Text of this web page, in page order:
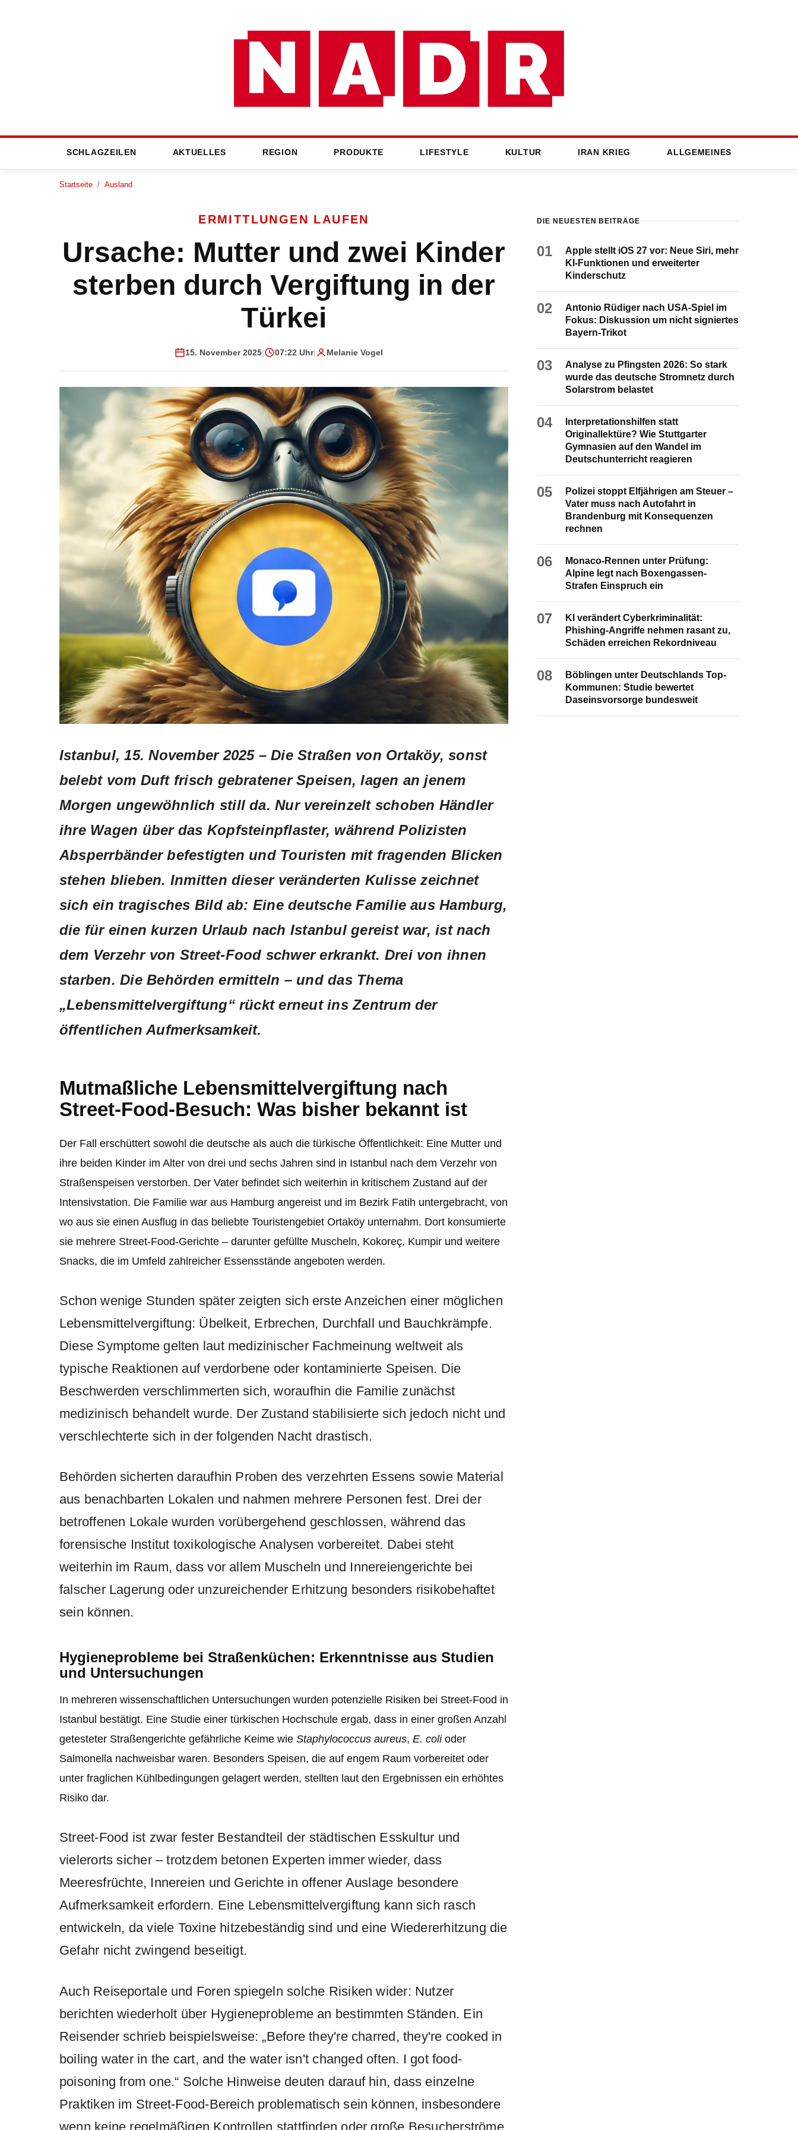
SCHLAGZEILEN AKTUELLES REGION PRODUKTE LIFESTYLE KULTUR IRAN KRIEG ALLGEMEINES
Startseite / Ausland
ERMITTLUNGEN LAUFEN
Ursache: Mutter und zwei Kinder
sterben durch Vergiftung in der
Türkei
15. November 2025| 07:22 Uhr| Melanie Vogel
Istanbul, 15. November 2025 –Die Straßen von Ortaköy, sonst
belebt vom Duft frisch gebratener Speisen, lagen an jenem
Morgen ungewöhnlich still da. Nur vereinzelt schoben Händler
ihre Wagen über das Kopfsteinpflaster, während Polizisten
Absperrbänder befestigten und Touristen mit fragenden Blicken
stehen blieben. Inmitten dieser veränderten Kulisse zeichnet
sich ein tragisches Bild ab: Eine deutsche Familie aus Hamburg,
die für einen kurzen Urlaub nach Istanbul gereist war, ist nach
dem Verzehr von Street-Food schwer erkrankt. Drei von ihnen
starben. Die Behörden ermitteln – und das Thema
„Lebensmittelvergiftung“ rückt erneut ins Zentrum der
öffentlichen Aufmerksamkeit.
Mutmaßliche Lebensmittelvergiftung nach
Street-Food-Besuch: Was bisher bekannt ist
Der Fall erschüttert sowohl die deutsche als auch die türkische Öffentlichkeit: Eine Mutter und
ihre beiden Kinder im Alter von drei und sechs Jahren sind in Istanbul nach dem Verzehr von
Straßen­speisen verstorben. Der Vater befindet sich weiterhin in kritischem Zustand auf der
Intensivstation. Die Familie war aus Hamburg angereist und im Bezirk Fatih untergebracht, von
wo aus sie einen Ausflug in das beliebte Touristengebiet Ortaköy unternahm. Dort konsumierte
sie mehrere Street-Food-Gerichte – darunter gefüllte Muscheln, Kokoreç, Kumpir und weitere
Snacks, die im Umfeld zahlreicher Essensstände angeboten werden.
Schon wenige Stunden später zeigten sich erste Anzeichen einer möglichen
Lebensmittelvergiftung: Übelkeit, Erbrechen, Durchfall und Bauchkrämpfe.
Diese Symptome gelten laut medizinischer Fachmeinung weltweit als
typische Reaktionen auf verdorbene oder kontaminierte Speisen. Die
Beschwerden verschlimmerten sich, woraufhin die Familie zunächst
medizinisch behandelt wurde. Der Zustand stabilisierte sich jedoch nicht und
verschlechterte sich in der folgenden Nacht drastisch.
Behörden sicherten daraufhin Proben des verzehrten Essens sowie Material
aus benachbarten Lokalen und nahmen mehrere Personen fest. Drei der
betroffenen Lokale wurden vorübergehend geschlossen, während das
forensische Institut toxikologische Analysen vorbereitet. Dabei steht
weiterhin im Raum, dass vor allem Muscheln und Innereiengerichte bei
falscher Lagerung oder unzureichender Erhitzung besonders risikobehaftet
sein können.
Hygieneprobleme bei Straßenküchen: Erkenntnisse aus Studien
und Untersuchungen
In mehreren wissenschaftlichen Untersuchungen wurden potenzielle Risiken bei Street-Food in
Istanbul bestätigt. Eine Studie einer türkischen Hochschule ergab, dass in einer großen Anzahl
getesteter Straßengerichte gefährliche Keime wie Staphylococcus aureus, E. colioder
Salmonella nachweisbar waren. Besonders Speisen, die auf engem Raum vorbereitet oder
unter fraglichen Kühlbedingungen gelagert werden, stellten laut den Ergebnissen ein erhöhtes
Risiko dar.
Street-Food ist zwar fester Bestandteil der städtischen Esskultur und
vielerorts sicher – trotzdem betonen Experten immer wieder, dass
Meeresfrüchte, Innereien und Gerichte in offener Auslage besondere
Aufmerksamkeit erfordern. Eine Lebensmittelvergiftung kann sich rasch
entwickeln, da viele Toxine hitzebeständig sind und eine Wiedererhitzung die
Gefahr nicht zwingend beseitigt.
Auch Reiseportale und Foren spiegeln solche Risiken wider: Nutzer
berichten wiederholt über Hygieneprobleme an bestimmten Ständen. Ein
Reisender schrieb beispielsweise: „Before they're charred, they're cooked in
boiling water in the cart, and the water isn't changed often. I got food-
poisoning from one.“ Solche Hinweise deuten darauf hin, dass einzelne
Praktiken im Street-Food-Bereich problematisch sein können, insbesondere
wenn keine regelmäßigen Kontrollen stattfinden oder große Besucherströme
DIE NEUESTEN BEITRÄGE
01
Apple stellt iOS 27 vor: Neue Siri, mehr
KI-Funktionen und erweiterter
Kinderschutz
02
Antonio Rüdiger nach USA-Spiel im
Fokus: Diskussion um nicht signiertes
Bayern-Trikot
03
Analyse zu Pfingsten 2026: So stark
wurde das deutsche Stromnetz durch
Solarstrom belastet
04
Interpretationshilfen statt
Originallektüre? Wie Stuttgarter
Gymnasien auf den Wandel im
Deutschunterricht reagieren
05
Polizei stoppt Elfjährigen am Steuer –
Vater muss nach Autofahrt in
Brandenburg mit Konsequenzen
rechnen
06
Monaco-Rennen unter Prüfung:
Alpine legt nach Boxengassen-
Strafen Einspruch ein
07
KI verändert Cyberkriminalität:
Phishing-Angriffe nehmen rasant zu,
Schäden erreichen Rekordniveau
08
Böblingen unter Deutschlands Top-
Kommunen: Studie bewertet
Daseinsvorsorge bundesweit